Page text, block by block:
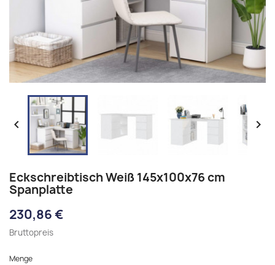
 
Eckschreibtisch Weiß 145x100x76 cm
Spanplatte
230,86 €
Bruttopreis
Menge